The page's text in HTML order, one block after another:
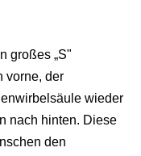
großes „S"
vorne, der
wieder
nach hinten. Diese
den